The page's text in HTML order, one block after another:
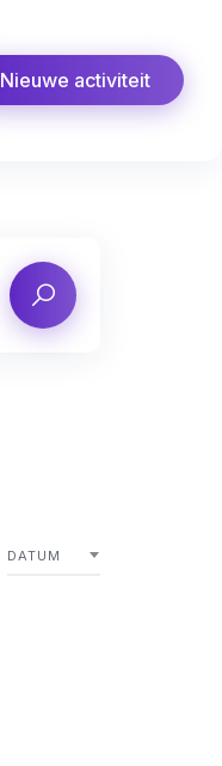
Nieuwe activiteit
DATUM